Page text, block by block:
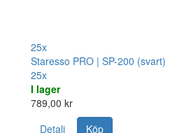
25x
Staresso PRO | SP-200 (svart)
25x
I lager
789,00 kr
Detalj
Köp